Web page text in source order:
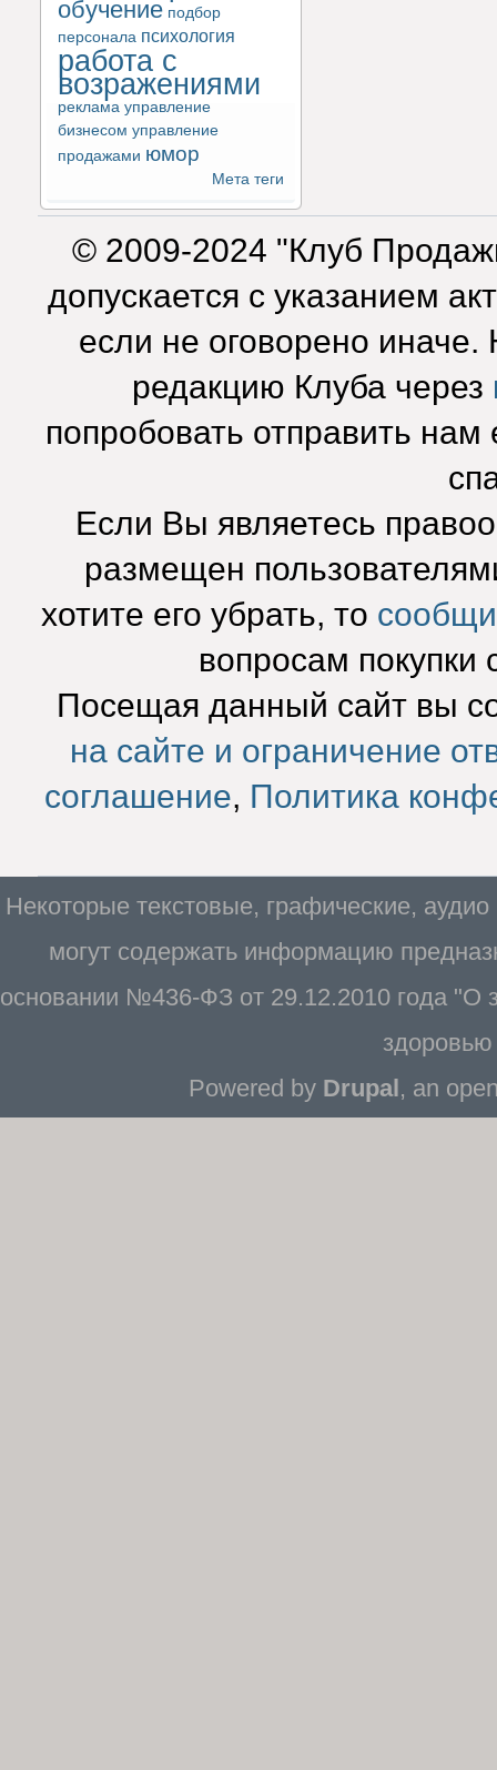
обучение подбор
персонала психология
работа с
возражениями
реклама управление
бизнесом управление
продажами юмор
Мета теги
© 2009-2024 "Клуб
допускается с указанием
если не оговорено
редакцию Клуба через
попробовать отправить нам
Если Вы являетесь
размещен
хотите его убрать, то
вопросам покупки
Посещая данный сайт вы
на сайте и ограничение
соглашение, Политика
Некоторые текстовые, графические,
могут содержать информацию
основании №436-ФЗ от 29.12.2010 года "О
Powered by Drupal, an